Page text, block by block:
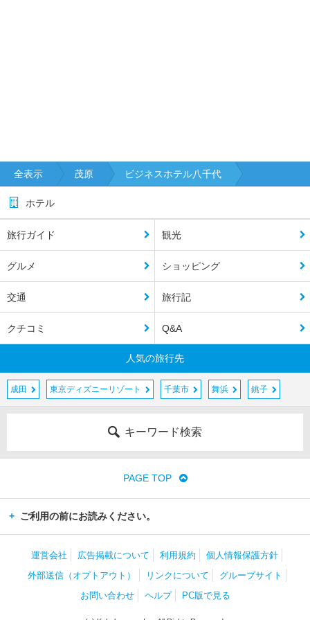
全表示 茂原 ビジネスホテル八千代
ホテル
旅行ガイド 観光
グルメ ショッピング
交通 旅行記
クチコミ Q&A
人気の旅行先
成田 東京ディズニーリゾート 千葉市 舞浜 銚子
キーワード検索
PAGE TOP
ご利用の前にお読みください。
運営会社 広告掲載について 利用規約
個人情報保護方針
外部送信（オプトアウト）
リンクについて
グループサイト
お問い合わせ
ヘルプ PC版で見る